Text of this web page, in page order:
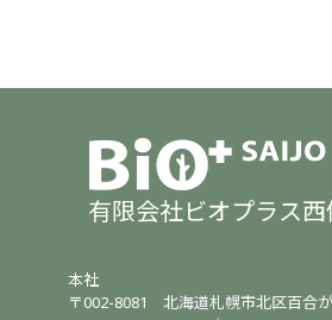
有限会社ビオプラス
本社
〒002-8081北海道札幌市北区百合